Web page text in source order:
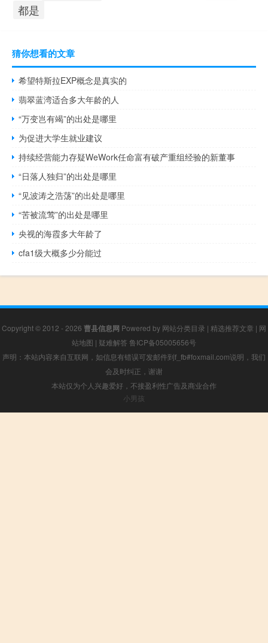
都是
猜你想看的文章
希望特斯拉EXP概念是真实的
翡翠蓝湾适合多大年龄的人
“万变岂有竭”的出处是哪里
为促进大学生就业建议
持续经营能力存疑WeWork任命富有破产重组经验的新董事
“日落人独归”的出处是哪里
“见波涛之浩荡”的出处是哪里
“苦被流莺”的出处是哪里
央视的海霞多大年龄了
cfa1级大概多少分能过
Copyright © 2012 - 2026 曹县信息网 Powered by 网站分类目录 | 精选推荐文章 | 网
站地图 | 疑难解答 鲁ICP备05005656号
声明：本站内容来自互联网，如信息有错误可发邮件到f_fb#foxmail.com说明，我们
会及时纠正，谢谢
本站仅为个人兴趣爱好，不接盈利性广告及商业合作
小男孩